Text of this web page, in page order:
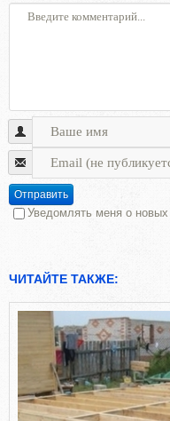
Отправить
Уведомлять меня о
ЧИТАЙТЕ ТАКЖЕ: